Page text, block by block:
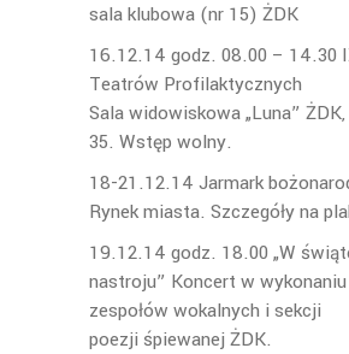
sala klubowa (nr 15) ŻDK
16.12.14 godz. 08.00 – 14.30
Teatrów Profilaktycznych
Sala widowiskowa „Luna”
35. Wstęp wolny.
18-21.12.14 Jarmark
Rynek miasta. Szczegóły na
19.12.14 godz. 18.00 „W
nastroju” Koncert w
zespołów wokalnych i sekcji
poezji śpiewanej ŻDK.